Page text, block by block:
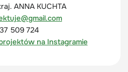
ANNA KUCHTA
509 724
na Instagramie